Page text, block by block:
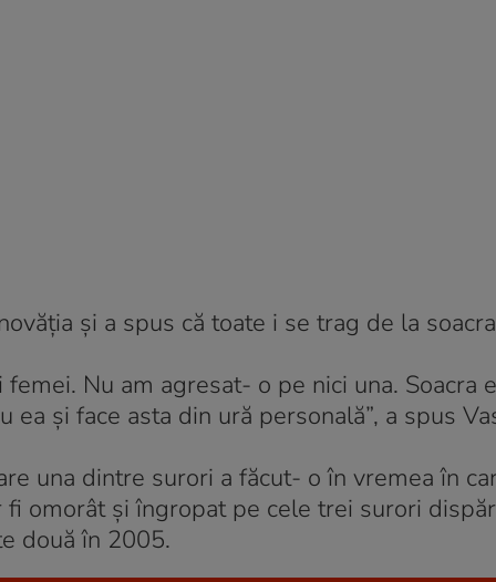
şi a spus că toate i se trag de la
Nu am agresat- o pe nici una. Soacra
şi face asta din ură personală”, a spus
una dintre surori a făcut- o în vremea în
omorât şi îngropat pe cele trei surori
două în 2005.